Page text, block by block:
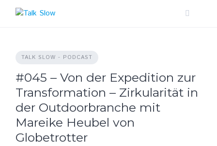
TALK SLOW - PODCAST
#045 – Von der Expedition zur
Transformation – Zirkularität in
der Outdoorbranche mit
Mareike Heubel von
Globetrotter